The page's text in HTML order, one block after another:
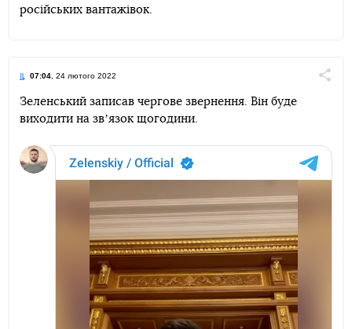
російських вантажівок.
07:04, 24 лютого 2022
TelegramFacebook
Зеленський записав чергове звернення. Він буде
виходити на звʼязок щогодини.